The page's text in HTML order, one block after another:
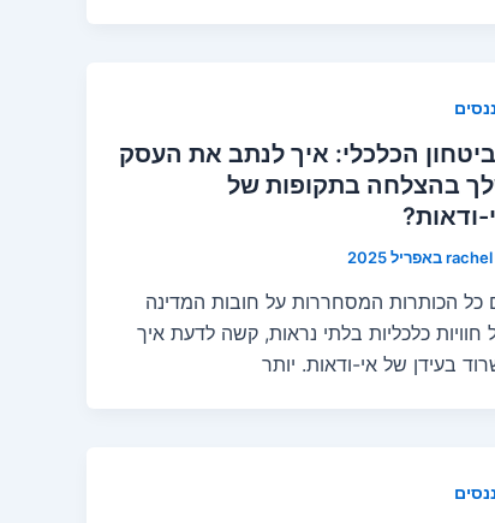
הכלכלי: איך לנתב את העסק
בהצלחה בתקופות של
ודאות?
rachel
כל הכותרות המסחררות על חובות המדינה
חוויות כלכליות בלתי נראות, קשה לדעת איך
בעידן של אי-ודאות. יותר